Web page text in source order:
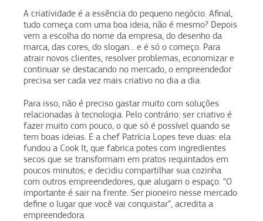
A criatividade é a essência do pequeno negócio. Afinal,
tudo começa com uma boa ideia, não é mesmo? Depois
vem a escolha do nome da empresa, do desenho da
marca, das cores, do slogan... e é só o começo. Para
atrair novos clientes, resolver problemas, economizar e
continuar se destacando no mercado, o empreendedor
precisa ser cada vez mais criativo no dia a dia.
Para isso, não é preciso gastar muito com soluções
relacionadas à tecnologia. Pelo contrário: ser criativo é
fazer muito com pouco, o que só é possível quando se
tem boas ideias. E a chef Patrícia Lopes teve duas: ela
fundou a Cook It, que fabrica potes com ingredientes
secos que se transformam em pratos requintados em
poucos minutos; e decidiu compartilhar sua cozinha
com outros empreendedores, que alugam o espaço. “O
importante é sair na frente. Ser pioneiro nesse mercado
define o lugar que você vai conquistar”, acredita a
empreendedora.